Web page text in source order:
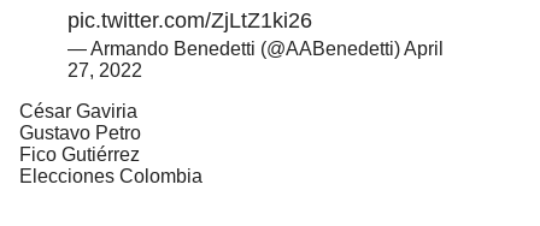
pic.twitter.com/ZjLtZ1ki26
— Armando Benedetti (@AABenedetti)April
27, 2022
César Gaviria
Gustavo Petro
Fico Gutiérrez
Elecciones Colombia